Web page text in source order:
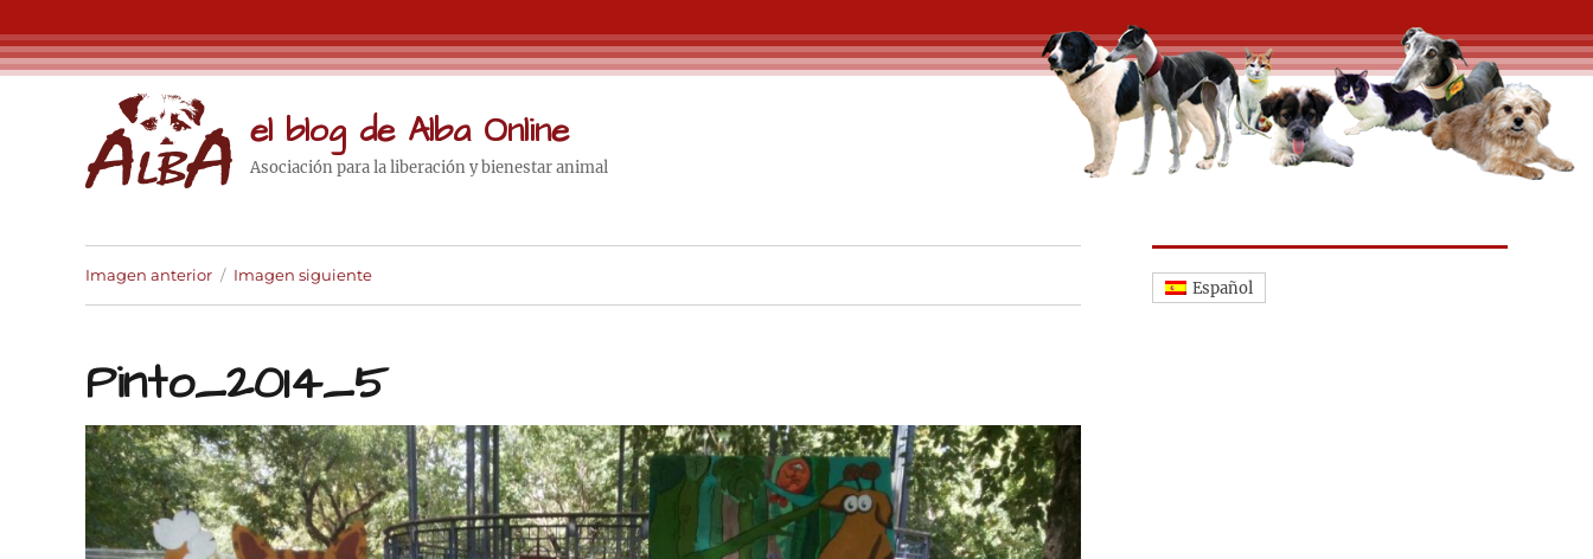
el blog de Alba Online
Asociación para la liberación y bienestar animal
Imagen anterior Imagen siguiente
Pinto_2014_5
Español